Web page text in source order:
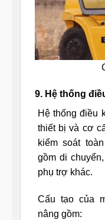
9. Hệ thống
Hệ thống điều
thiết bị và cơ
kiểm soát
gồm di
phụ trợ khác.
Cấu tạo của
nâng gồm: